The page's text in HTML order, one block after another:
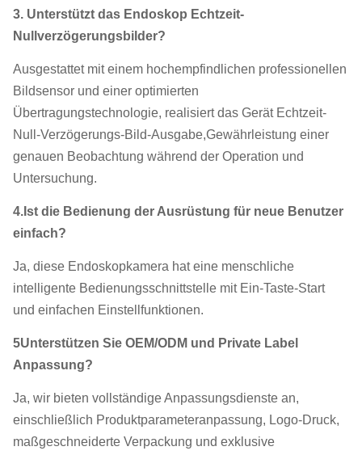
3. Unterstützt das Endoskop Echtzeit-
Nullverzögerungsbilder?
Ausgestattet mit einem hochempfindlichen professionellen
Bildsensor und einer optimierten
Übertragungstechnologie, realisiert das Gerät Echtzeit-
Null-Verzögerungs-Bild-Ausgabe,Gewährleistung einer
genauen Beobachtung während der Operation und
Untersuchung.
4. Ist die Bedienung der Ausrüstung für neue Benutzer
einfach?
Ja, diese Endoskopkamera hat eine menschliche
intelligente Bedienungsschnittstelle mit Ein-Taste-Start
und einfachen Einstellfunktionen.
5Unterstützen Sie OEM/ODM und Private Label
Anpassung?
Ja, wir bieten vollständige Anpassungsdienste an,
einschließlich Produktparameteranpassung, Logo-Druck,
maßgeschneiderte Verpackung und exklusive